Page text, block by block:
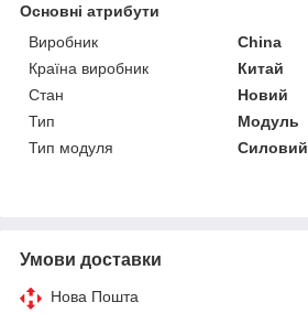
Основні атрибути
Виробник
China
Країна виробник
Китай
Стан
Новий
Тип
Модуль
Тип модуля
Силовий
Умови доставки
Нова Пошта